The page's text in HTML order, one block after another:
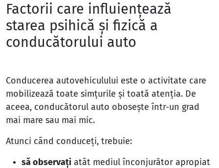
Factorii care influienţează
starea psihică şi fizică a
conducătorului auto
Conducerea autovehiculului este o activitate care
mobilizează toate simţurile şi toată atenţia. De
aceea, conducătorul auto oboseşte într-un grad
mai mare sau mai mic.
Atunci când conduceţi, trebuie:
să observaţi atât mediul înconjurător apropiat